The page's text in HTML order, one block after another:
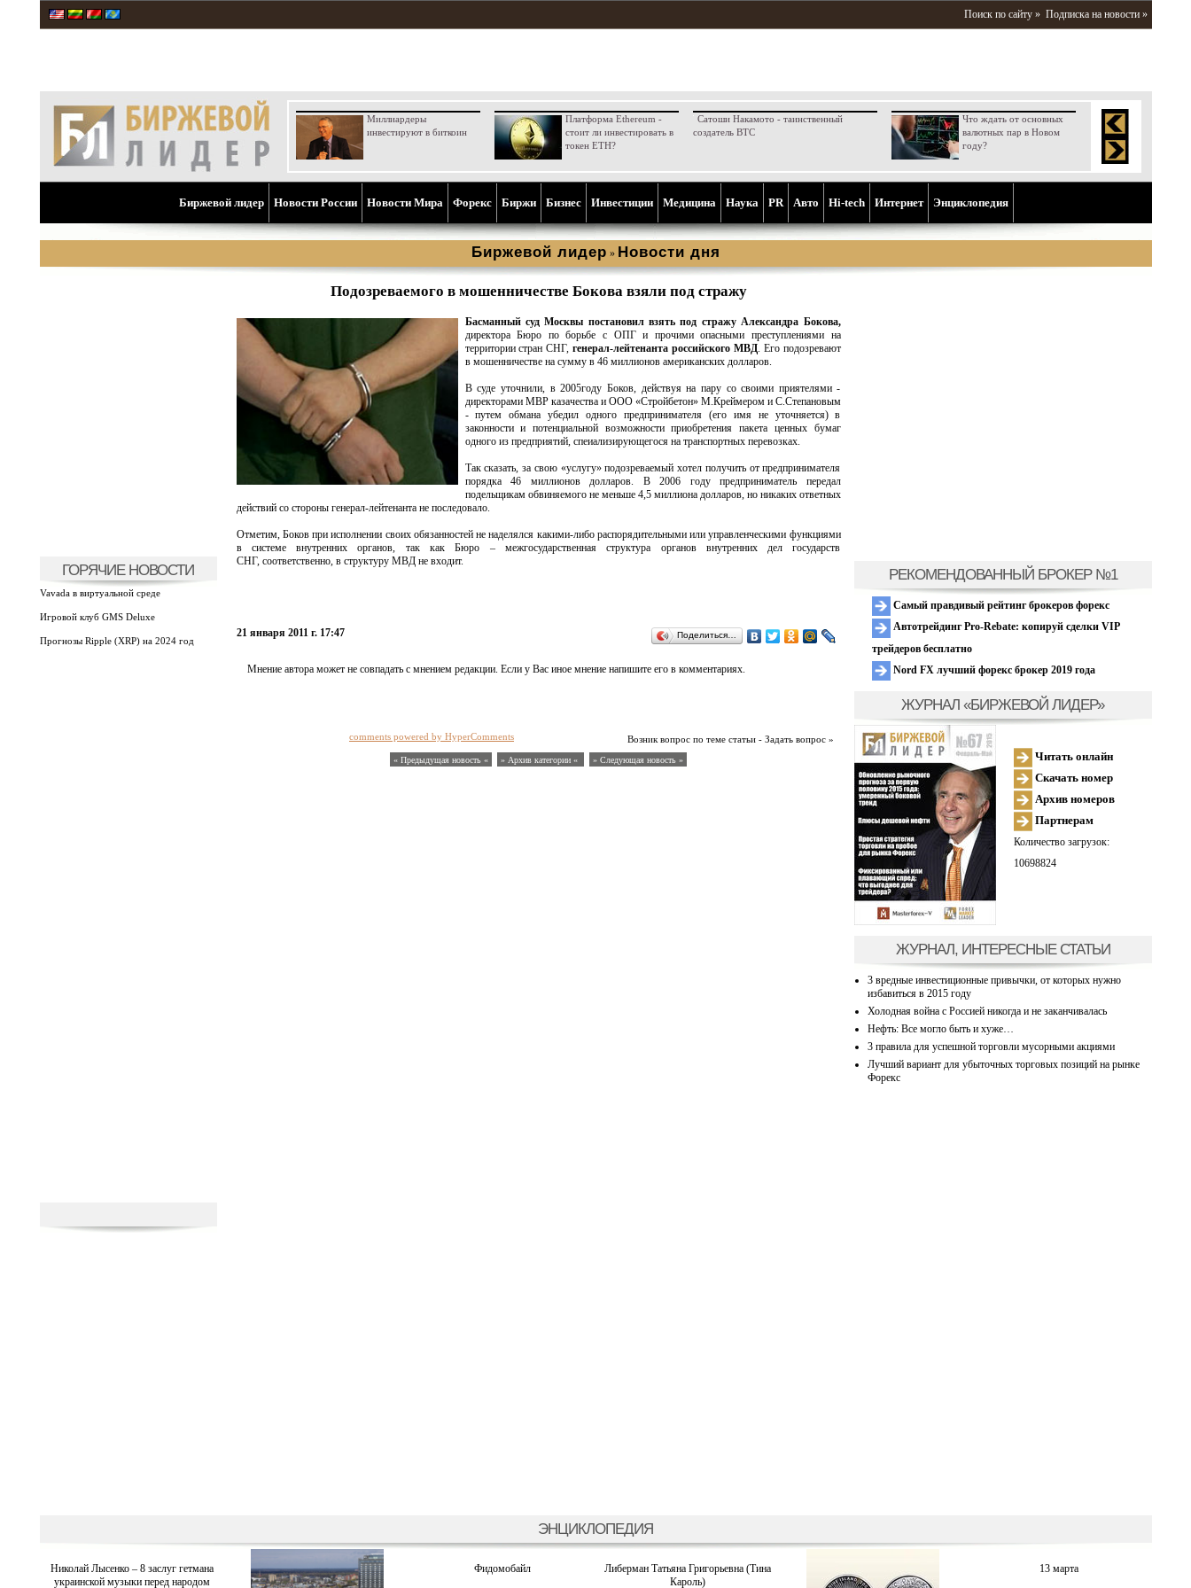
Поиск по сайту » Подписка на новости »
Миллиардеры
инвестируют в биткоин
Платформа Ethereum -
стоит ли инвестировать в
токен ETH?
Сатоши Накамото - таинственный
создатель BTC
Что ждать от основных
валютных пар в Новом
году?
Биржевой лидер Новости России Новости Мира Форекс Биржи Бизнес Инвестиции Медицина Наука PR Aвто Hi-tech Интернет Энциклопедия
Биржевой лидер » Новости дня
ГОРЯЧИЕ НОВОСТИ
Vavada в виртуальной среде
Игровой клуб GMS Deluxe
Прогнозы Ripple (XRP) на 2024 год
Подозреваемого в мошенничестве Бокова взяли под стражу
Басманный суд Москвы постановил взять под стражу Александра Бокова,
директора Бюро по борьбе с ОПГ и прочими опасными преступлениями на
территории стран СНГ, генерал-лейтенанта российского МВД. Его подозревают
в мошенничестве на сумму в 46 миллионов американских долларов.
В суде уточнили, в 2005году Боков, действуя на пару со своими приятелями -
директорами МВР казачества и ООО «Стройбетон» М.Креймером и С.Степановым
- путем обмана убедил одного предпринимателя (его имя не уточняется) в
законности и потенциальной возможности приобретения пакета ценных бумаг
одного из предприятий, спеиализирующегося на транспортных перевозках.
Так сказать, за свою «услугу» подозреваемый хотел получить от предпринимателя
порядка 46 миллионов долларов. В 2006 году предприниматель передал
подельщикам обвиняемого не меньше 4,5 миллиона долларов, но никаких ответных
действий со стороны генерал-лейтенанта не последовало.
Отметим, Боков при исполнении своих обязанностей не наделялся какими-либо распорядительными или управленческими функциями
в системе внутренних органов, так как Бюро – межгосударственная структура органов внутренних дел государств
СНГ, соответственно, в структуру МВД не входит.
21 января 2011 г. 17:47 Поделиться…
Мнение автора может не совпадать с мнением редакции. Если у Вас иное мнение напишите его в комментариях.
Возник вопрос по теме статьи - Задать вопрос »
comments powered by HyperComments
« Предыдущая новость « » Архив категории « » Следующая новость »
РЕКОМЕНДОВАННЫЙ БРОКЕР №1
Самый правдивый рейтинг брокеров форекс
Автотрейдинг Pro-Rebate: копируй сделки VIP
трейдеров бесплатно
Nord FX лучший форекс брокер 2019 года
ЖУРНАЛ «БИРЖЕВОЙ ЛИДЕР»
Читать онлайн
Скачать номер
Архив номеров
Партнерам
Количество загрузок:
10698824
ЖУРНАЛ, ИНТЕРЕСНЫЕ СТАТЬИ
3 вредные инвестиционные привычки, от которых нужно
избавиться в 2015 году
Холодная война с Россией никогда и не заканчивалась
Нефть: Все могло быть и хуже…
3 правила для успешной торговли мусорными акциями
Лучший вариант для убыточных торговых позиций на рынке
Форекс
ЭНЦИКЛОПЕДИЯ
Николай Лысенко – 8 заслуг гетмана
украинской музыки перед народом
Фидомобайл
Либерман Татьяна Григорьевна (Тина
Кароль)
13 марта